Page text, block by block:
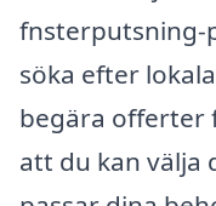
fnsterputsning-
söka efter
begära offerter
att du kan välja